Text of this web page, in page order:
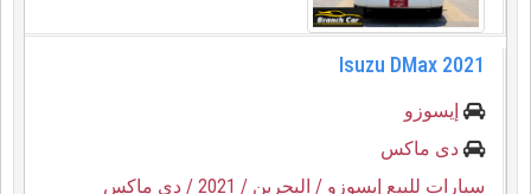
Isuzu DMax 2021
إيسوزو
دى ماكس
سيارات للبيع إيسوزو / البحرين / 2021
/ دى ماكس